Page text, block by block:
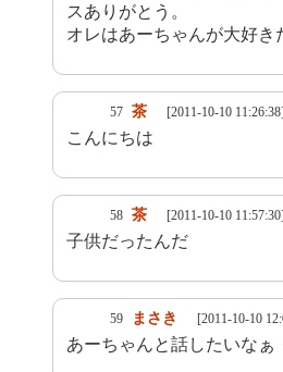
スありがとう。
オレはあーちゃんが大好き
57 茶 [2011-10-10 11:26:38]
こんにちは
58 茶 [2011-10-10 11:57:30]
子供だったんだ
59 まさき [2011-10-10
あーちゃんと話したいなぁ